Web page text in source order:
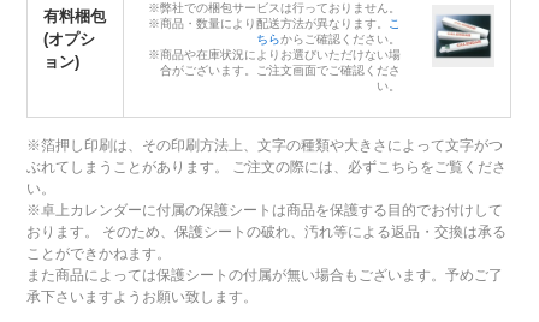
有料梱包
(オプシ
ョン)
※弊社での梱包サービスは行っておりません。
※商品・数量により配送方法が異なります。 こ
ちらからご確認ください。
※商品や在庫状況によりお選びいただけない場
合がございます。ご注文画面でご確認くださ
い。
※箔押し印刷は、その印刷方法上、文字の種類や大きさによって文字がつ
ぶれてしまうことがあります。 ご注文の際には、必ずこちらをご覧くださ
い。
※卓上カレンダーに付属の保護シートは商品を保護する目的でお付けして
おります。 そのため、保護シートの破れ、汚れ等による返品・交換は承る
ことができかねます。
また商品によっては保護シートの付属が無い場合もございます。予めご了
承下さいますようお願い致します。